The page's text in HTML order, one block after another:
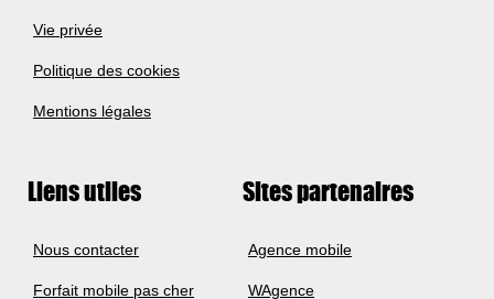
Vie privée
Politique des cookies
Mentions légales
Liens utiles
Nous contacter
Forfait mobile pas cher
Sites partenaires
Agence mobile
WAgence